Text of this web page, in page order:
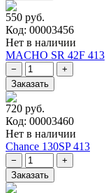
550 руб.
Код: 00003456
Нет в наличии
MACHO SR 42F 413
720 руб.
Код: 00003460
Нет в наличии
Chance 130SP 413